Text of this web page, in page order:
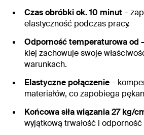
Czas obróbki ok. 10 minut –
elastyczność podczas pracy.
Odporność temperaturowa od
klej zachowuje swoje
warunkach.
Elastyczne połączenie–
materiałów, co zapobiega
Końcowa siła wiązania 27 kg/
wyjątkową trwałość i